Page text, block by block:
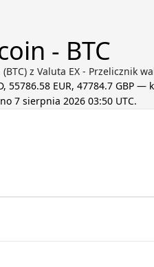
- BTC
z Valuta EX - Przelicznik
55786.58 EUR, 47784.7 GBP—
7 sierpnia 2026 03:50 UTC.